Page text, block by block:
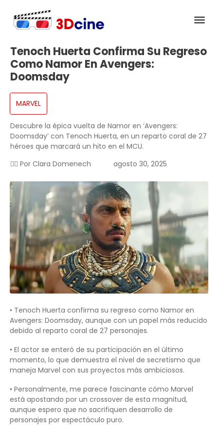
Tenoch Huerta Confirma Su Regreso
Como Namor En Avengers:
Doomsday
MARVEL
Descubre la épica vuelta de Namor en ‘Avengers:
Doomsday’ con Tenoch Huerta, en un reparto coral de 27
héroes que marcará un hito en el MCU.
✍🏻 Por Clara Domenech agosto 30, 2025
• Tenoch Huerta confirma su regreso como Namor en
Avengers: Doomsday, aunque con un papel más reducido
debido al reparto coral de 27 personajes.
• El actor se enteró de su participación en el último
momento, lo que demuestra el nivel de secretismo que
maneja Marvel con sus proyectos más ambiciosos.
• Personalmente, me parece fascinante cómo Marvel
está apostando por un crossover de esta magnitud,
aunque espero que no sacrifiquen desarrollo de
personajes por espectáculo puro.